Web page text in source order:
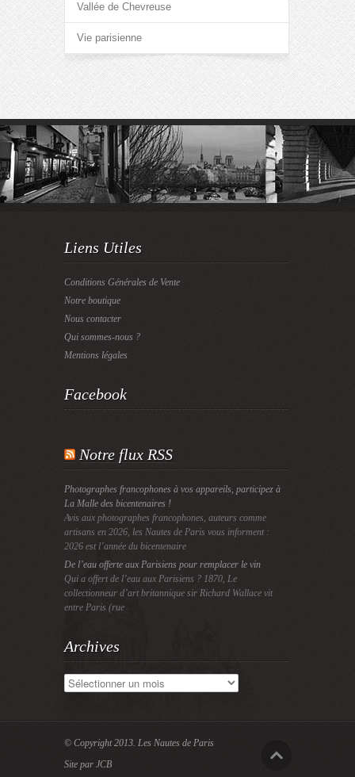
Vallée de Chevreuse
Vie parisienne
Liens Utiles
Conditions Générales de Vente
Notre boutique
Nous contacter
Qui sommes-nous ?
Mentions légales
Facebook
Notre flux RSS
Photographes francophones à vos appareils, participez à
La Malle des bicentenaires !
Avis aux photographes francophones, auteurs comme
artisans en 2026, les Nautes de Paris vous informent :
2026 est l’année du bicentenaire
De l’eau offerte aux Parisiens pour remplacer le vin
Qui a offert de l’eau aux Parisiens ? 1870, Le
collectionneur d’art britannique sir Richard Wallace vit
entre Paris (rue
Archives
Archives
© Copyright 2013. Les Nautes de Paris
Site par JCB